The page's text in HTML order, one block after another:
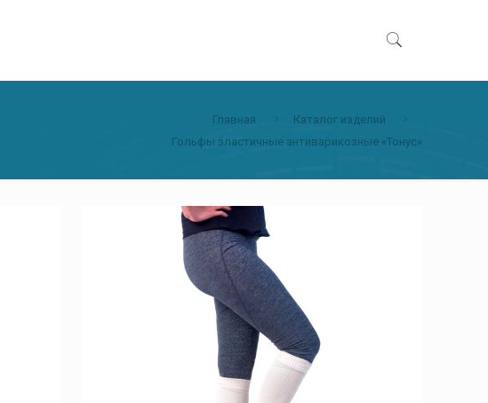
Главная
Каталог изделий
Гольфы эластичные антиварикозные «Тонус»